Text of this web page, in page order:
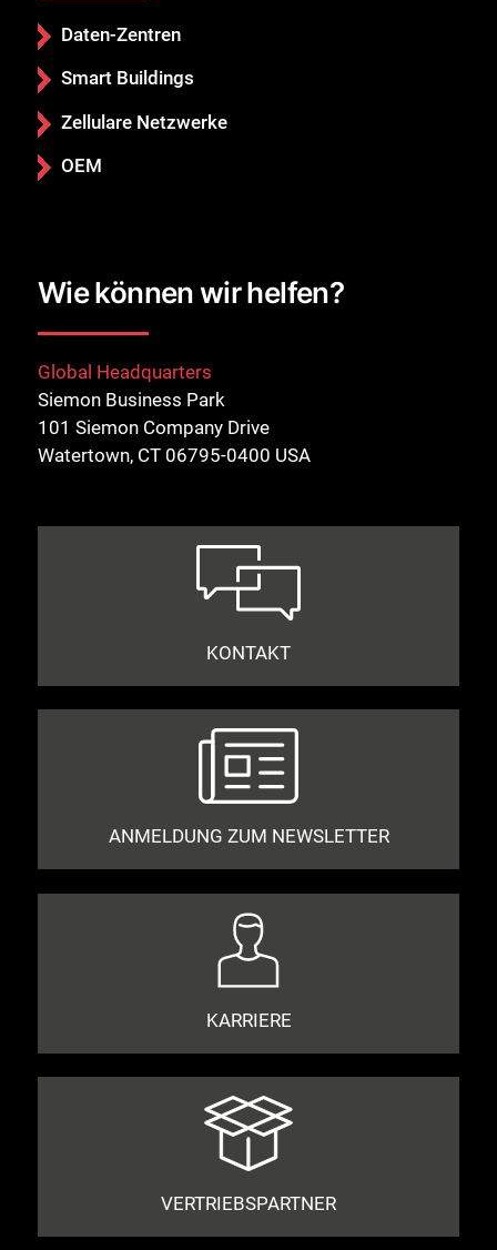
Daten-Zentren
Smart Buildings
Zellulare Netzwerke
OEM
Wie können wir helfen?
Global Headquarters
Siemon Business Park
101 Siemon Company Drive
Watertown, CT 06795-0400 USA
KONTAKT
ANMELDUNG ZUM NEWSLETTER
KARRIERE
VERTRIEBSPARTNER